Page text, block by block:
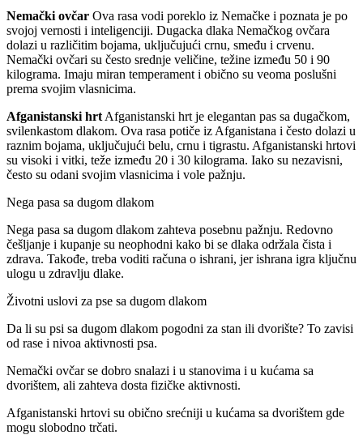
Nemački ovčar Ova rasa vodi poreklo iz Nemačke i poznata je po
svojoj vernosti i inteligenciji. Dugacka dlaka Nemačkog ovčara
dolazi u različitim bojama, uključujući crnu, smeđu i crvenu.
Nemački ovčari su često srednje veličine, težine između 50 i 90
kilograma. Imaju miran temperament i obično su veoma poslušni
prema svojim vlasnicima.
Afganistanski hrt Afganistanski hrt je elegantan pas sa dugačkom,
svilenkastom dlakom. Ova rasa potiče iz Afganistana i često dolazi u
raznim bojama, uključujući belu, crnu i tigrastu. Afganistanski hrtovi
su visoki i vitki, teže između 20 i 30 kilograma. Iako su nezavisni,
često su odani svojim vlasnicima i vole pažnju.
Nega pasa sa dugom dlakom
Nega pasa sa dugom dlakom zahteva posebnu pažnju. Redovno
češljanje i kupanje su neophodni kako bi se dlaka održala čista i
zdrava. Takođe, treba voditi računa o ishrani, jer ishrana igra ključnu
ulogu u zdravlju dlake.
Životni uslovi za pse sa dugom dlakom
Da li su psi sa dugom dlakom pogodni za stan ili dvorište? To zavisi
od rase i nivoa aktivnosti psa.
Nemački ovčar se dobro snalazi i u stanovima i u kućama sa
dvorištem, ali zahteva dosta fizičke aktivnosti.
Afganistanski hrtovi su obično srećniji u kućama sa dvorištem gde
mogu slobodno trčati.